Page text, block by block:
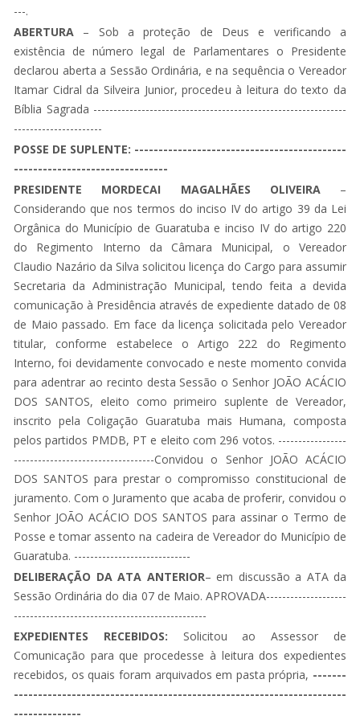
---.
ABERTURA – Sob a proteção de Deus e verificando a
existência de número legal de Parlamentares o Presidente
declarou aberta a Sessão Ordinária, e na sequência o Vereador
Itamar Cidral da Silveira Junior, procedeu à leitura do texto da
Bíblia Sagrada ---------------------------------------------------------------
----------------------
POSSE DE SUPLENTE: --------------------------------------------
--------------------------------
PRESIDENTE MORDECAI MAGALHÃES OLIVEIRA–
Considerando que nos termos do inciso IV do artigo 39 da Lei
Orgânica do Município de Guaratuba e inciso IV do artigo 220
do Regimento Interno da Câmara Municipal, o Vereador
Claudio Nazário da Silva solicitou licença do Cargo para assumir
Secretaria da Administração Municipal, tendo feita a devida
comunicação à Presidência através de expediente datado de 08
de Maio passado. Em face da licença solicitada pelo Vereador
titular, conforme estabelece o Artigo 222 do Regimento
Interno, foi devidamente convocado e neste momento convida
para adentrar ao recinto desta Sessão o Senhor JOÃO ACÁCIO
DOS SANTOS, eleito como primeiro suplente de Vereador,
inscrito pela Coligação Guaratuba mais Humana, composta
pelos partidos PMDB, PT e eleito com 296 votos. -----------------
-----------------------------------Convidou o Senhor JOÃO ACÁCIO
DOS SANTOS para prestar o compromisso constitucional de
juramento. Com o Juramento que acaba de proferir, convidou o
Senhor JOÃO ACÁCIO DOS SANTOS para assinar o Termo de
Posse e tomar assento na cadeira de Vereador do Município de
Guaratuba. -----------------------------
DELIBERAÇÃO DA ATA ANTERIOR– em discussão a ATA da
Sessão Ordinária do dia 07 de Maio. APROVADA--------------------
------------------------------------------------
EXPEDIENTES RECEBIDOS: Solicitou ao Assessor de
Comunicação para que procedesse à leitura dos expedientes
recebidos, os quais foram arquivados em pasta própria, -------
---------------------------------------------------------------------
--------------